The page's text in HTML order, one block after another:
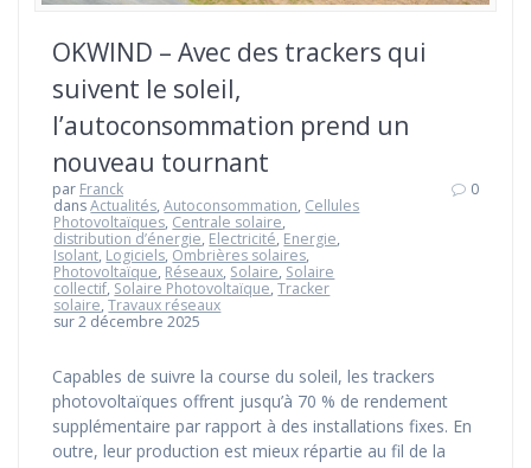
OKWIND – Avec des trackers qui
suivent le soleil,
l’autoconsommation prend un
nouveau tournant
par Franck
dansActualités,Autoconsommation, Cellules
Photovoltaïques, Centrale solaire,
distribution d’énergie, Electricité, Energie,
Isolant, Logiciels, Ombrières solaires,
Photovoltaïque, Réseaux, Solaire, Solaire
collectif, Solaire Photovoltaïque,Tracker
solaire,Travaux réseaux
sur 2 décembre 2025
0
Capables de suivre la course du soleil, les trackers
photovoltaïques offrent jusqu’à 70 % de rendement
supplémentaire par rapport à des installations fixes. En
outre, leur production est mieux répartie au fil de la